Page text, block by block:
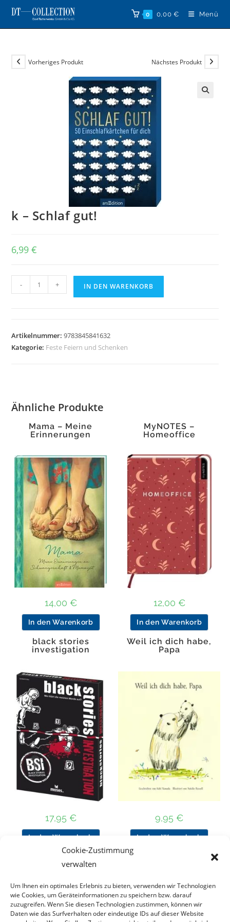
Cookie-Zustimmung
verwalten
Um Ihnen ein optimales Erlebnis zu bieten, verwenden wir Technologien
wie Cookies, um Geräteinformationen zu speichern bzw. darauf
zuzugreifen. Wenn Sie diesen Technologien zustimmen, können wir
Daten wie das Surfverhalten oder eindeutige IDs auf dieser Website
Zum
Inhalt
springen
0 0,00 € Menü
Vorheriges Produkt Nächstes Produkt
k – Schlaf gut!
6,99€
-
Menge
- + IN DEN WARENKORB
Artikelnummer:9783845841632
Kategorie: Feste Feiern und Schenken
Ähnliche Produkte
Mama – Meine
Erinnerungen
14,00 €
In den Warenkorb
MyNOTES –
Homeoffice
12,00 €
In den Warenkorb
black stories
investigation
17,95 €
In den Warenkorb
Weil ich dich habe,
Papa
9,95 €
In den Warenkorb
Nach Preis filtern
Kategorie